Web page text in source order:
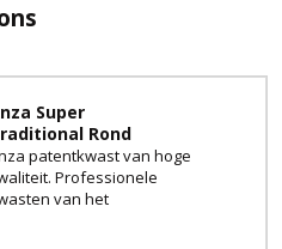
Super
Rond
patentkwast van hoge
Professionele
van het